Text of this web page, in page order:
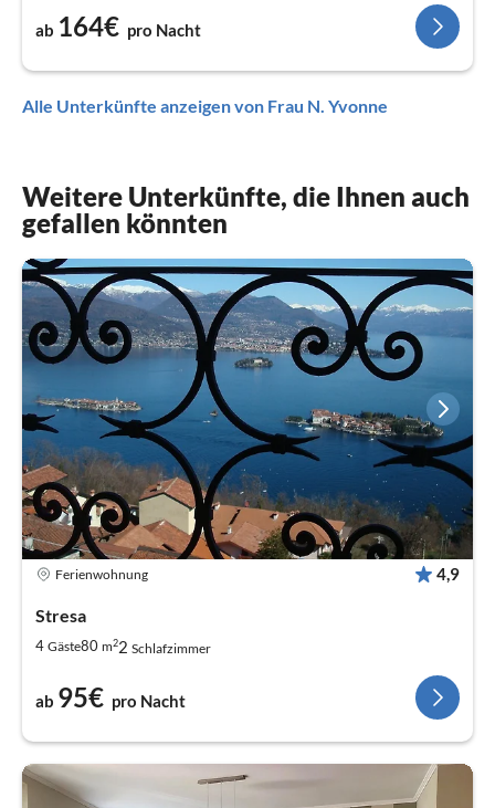
ab 164€ pro Nacht
Alle Unterkünfte anzeigen von Frau N. Yvonne
Weitere Unterkünfte, die Ihnen auch
gefallen könnten
Ferienwohnung 4,9
Stresa
4 Gäste80 m22 Schlafzimmer
ab 95€ pro Nacht